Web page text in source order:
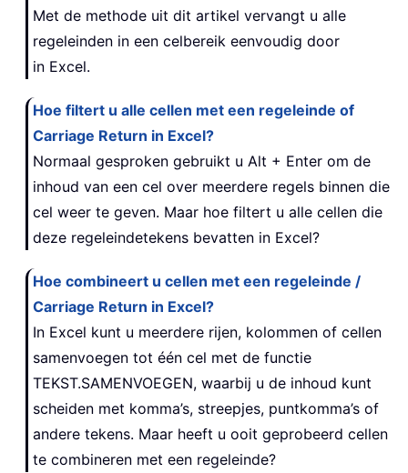
Met de methode uit dit artikel vervangt u alle
regeleinden in een celbereik eenvoudig door
in Excel.
Hoe filtert u alle cellen met een regeleinde of
Carriage Return in Excel?
Normaal gesproken gebruikt u Alt + Enter om de
inhoud van een cel over meerdere regels binnen die
cel weer te geven. Maar hoe filtert u alle cellen die
deze regeleindetekens bevatten in Excel?
Hoe combineert u cellen met een regeleinde /
Carriage Return in Excel?
In Excel kunt u meerdere rijen, kolommen of cellen
samenvoegen tot één cel met de functie
TEKST.SAMENVOEGEN, waarbij u de inhoud kunt
scheiden met komma’s, streepjes, puntkomma’s of
andere tekens. Maar heeft u ooit geprobeerd cellen
te combineren met een regeleinde?